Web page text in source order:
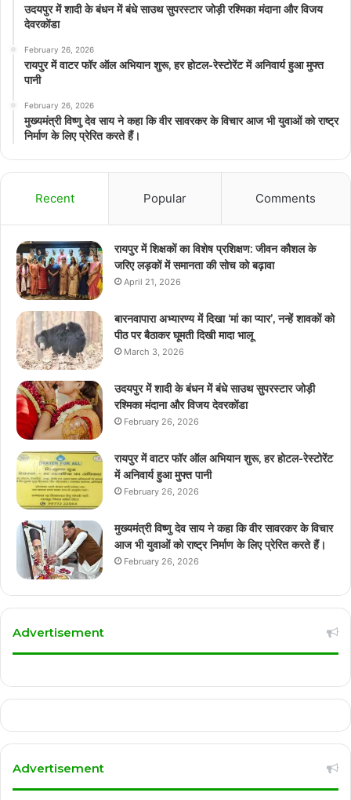
उदयपुर में शादी के बंधन में बंधे साउथ सुपरस्टार जोड़ी रश्मिका मंदाना और विजय
देवरकोंडा
February 26, 2026
रायपुर में वाटर फॉर ऑल अभियान शुरू, हर होटल-रेस्टोरेंट में अनिवार्य हुआ मुफ्त
पानी
February 26, 2026
मुख्यमंत्री विष्णु देव साय ने कहा कि वीर सावरकर के विचार आज भी युवाओं को राष्ट्र
निर्माण के लिए प्रेरित करते हैं।
Recent Popular Comments
रायपुर में शिक्षकों का विशेष प्रशिक्षण: जीवन कौशल के
जरिए लड़कों में समानता की सोच को बढ़ावा
April 21, 2026
बारनवापारा अभ्यारण्य में दिखा ‘मां का प्यार’, नन्हें शावकों को
पीठ पर बैठाकर घूमती दिखी मादा भालू
March 3, 2026
उदयपुर में शादी के बंधन में बंधे साउथ सुपरस्टार जोड़ी
रश्मिका मंदाना और विजय देवरकोंडा
February 26, 2026
रायपुर में वाटर फॉर ऑल अभियान शुरू, हर होटल-रेस्टोरेंट
में अनिवार्य हुआ मुफ्त पानी
February 26, 2026
मुख्यमंत्री विष्णु देव साय ने कहा कि वीर सावरकर के विचार
आज भी युवाओं को राष्ट्र निर्माण के लिए प्रेरित करते हैं।
February 26, 2026
Advertisement
Advertisement